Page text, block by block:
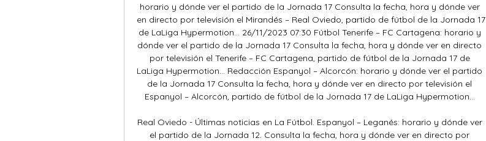
horario y dónde ver el partido de la Jornada 17 Consulta la fecha, hora y dónde ver
en directo por televisión el Mirandés – Real Oviedo, partido de fútbol de la Jornada 17
de LaLiga Hypermotion... 26/11/2023 07:30 Fútbol Tenerife – FC Cartagena: horario y
dónde ver el partido de la Jornada 17 Consulta la fecha, hora y dónde ver en directo
por televisión el Tenerife – FC Cartagena, partido de fútbol de la Jornada 17 de
LaLiga Hypermotion... Redacción Espanyol – Alcorcón: horario y dónde ver el partido
de la Jornada 17 Consulta la fecha, hora y dónde ver en directo por televisión el
Espanyol – Alcorcón, partido de fútbol de la Jornada 17 de LaLiga Hypermotion...
Real Oviedo - Últimas noticias en La Fútbol. Espanyol – Leganés: horario y dónde ver
el partido de la Jornada 12. Consulta la fecha, hora y dónde ver en directo por